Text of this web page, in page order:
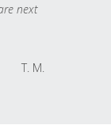
next
T. M.